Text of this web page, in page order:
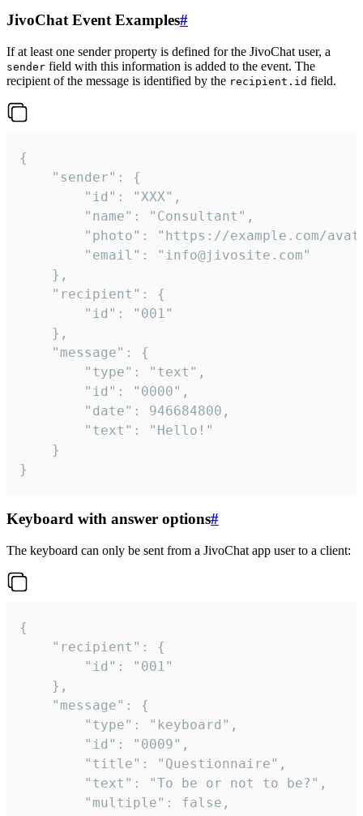
JivoChat Event Examples#
If at least one sender property is defined for the JivoChat user, a
sender field with this information is added to the event. The
recipient of the message is identified by the recipient.id field.
{
}
Keyboard with answer options#
The keyboard can only be sent from a JivoChat app user to a client:
{